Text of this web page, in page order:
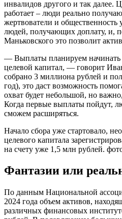
инвалидов другого и так далее.
работает – люди реально
жертвователи и
людей, получающих доплату, и,
Маньковского это позволит
— Выплаты планируем начинать
целевой капитал, — говорит
собрано 3 миллиона рублей и
год), это даст возможность
охват будет небольшой, но
Когда первые выплаты пойдут,
сможем расширяться.
Начало сбора уже стартовало,
целевого капитала
на счету уже 1,5 млн рублей.
Фантазии или
По данным Национальной
2024 года объем активов,
различных финансовых